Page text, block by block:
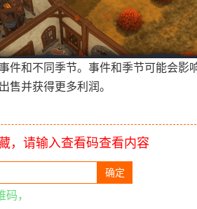
件和不同季节。事件和季节可能会
售并获得更多利润。
，请输入查看码查看内容
，